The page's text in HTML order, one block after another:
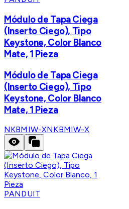
Módulo de Tapa Ciega
(Inserto Ciego), Tipo
Keystone, Color Blanco
Mate, 1 Pieza
Módulo de Tapa Ciega
(Inserto Ciego), Tipo
Keystone, Color Blanco
Mate, 1 Pieza
NKBMIW-XNKBMIW-X
PANDUIT